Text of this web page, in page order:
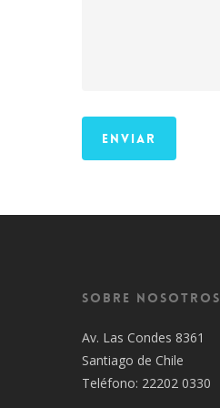
Sobre Nosotros
Av. Las Condes 8361
Santiago de Chile
Teléfono: 22202 0330